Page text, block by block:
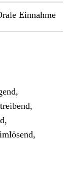
Einnahme